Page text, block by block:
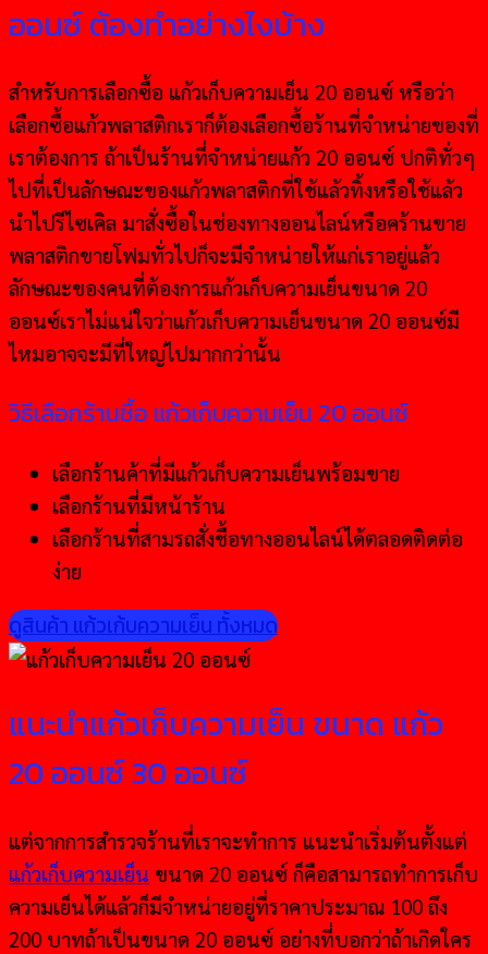
ออนซ์ ต้องทำอย่างไงบ้าง
สำหรับการเลือกซื้อ แก้วเก็บความเย็น 20 ออนซ์ หรือว่า
เลือกซื้อแก้วพลาสติกเราก็ต้องเลือกซื้อร้านที่จำหน่ายของที่
เราต้องการ ถ้าเป็นร้านที่จำหน่ายแก้ว 20 ออนซ์ ปกติทั่วๆ
ไปที่เป็นลักษณะของแก้วพลาสติกที่ใช้แล้วทิ้งหรือใช้แล้ว
นำไปรีไซเคิล มาสั่งซื้อในช่องทางออนไลน์หรือคร้านขาย
พลาสติกขายโฟมทั่วไปก็จะมีจำหน่ายให้แก่เราอยู่แล้ว
ลักษณะของคนที่ต้องการแก้วเก็บความเย็นขนาด 20
ออนซ์เราไม่แน่ใจว่าแก้วเก็บความเย็นขนาด 20 ออนซ์มี
ไหมอาจจะมีที่ใหญ่ไปมากกว่านั้น
วิธีเลือกร้านชื้อ แก้วเก็บความเย็น 20 ออนซ์
เลือกร้านค้าที่มีแก้วเก็บความเย็นพร้อมขาย
เลือกร้านที่มีหน้าร้าน
เลือกร้านที่สามรถสั่งชื้อทางออนไลน์ได้ตลอดติดต่อ
ง่าย
ดูสินค้า แก้วเก้บความเย็น ทั้งหมด
แนะนำแก้วเก็บความเย็น ขนาด แก้ว
20 ออนซ์ 30 ออนซ์
แต่จากการสำรวจร้านที่เราจะทำการ แนะนำเริ่มต้นตั้งแต่
แก้วเก็บความเย็น ขนาด 20 ออนซ์ ก็คือสามารถทำการเก็บ
ความเย็นได้แล้วก็มีจำหน่ายอยู่ที่ราคาประมาณ 100 ถึง
200 บาทถ้าเป็นขนาด 20 ออนซ์ อย่างที่บอกว่าถ้าเกิดใคร